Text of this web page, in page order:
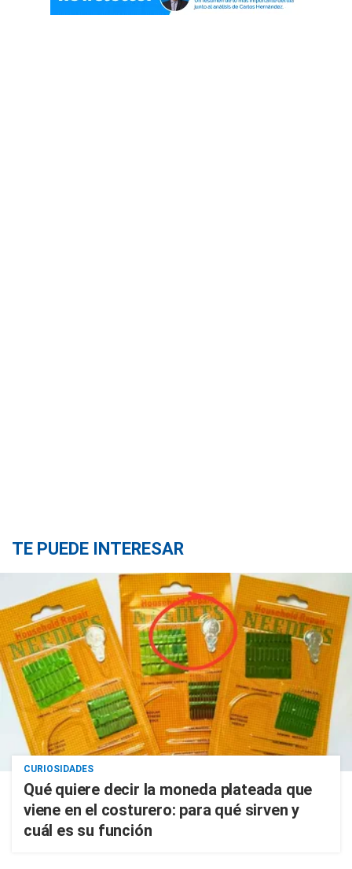
TE PUEDE INTERESAR
CURIOSIDADES
Qué quiere decir la moneda plateada que
viene en el costurero: para qué sirven y
cuál es su función